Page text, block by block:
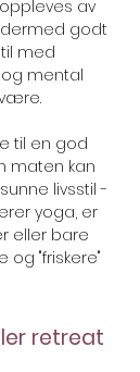
av
godt
med
mental
til en god
maten kan
livsstil -
yoga, er
eller bare
og "friskere"
retreat